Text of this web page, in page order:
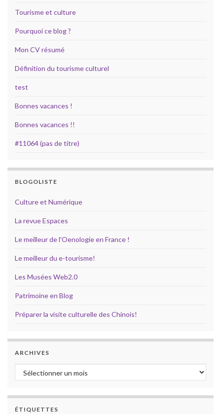
Tourisme et culture
Pourquoi ce blog ?
Mon CV résumé
Définition du tourisme culturel
test
Bonnes vacances !
Bonnes vacances !!
#11064 (pas de titre)
BLOGOLISTE
Culture et Numérique
La revue Espaces
Le meilleur de l'Oenologie en France !
Le meilleur du e-tourisme!
Les Musées Web2.0
Patrimoine en Blog
Préparer la visite culturelle des Chinois!
ARCHIVES
Archives
ÉTIQUETTES